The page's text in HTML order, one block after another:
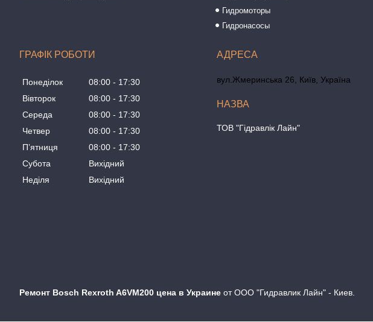
Гидромоторы
Гидронасосы
ГРАФІК РОБОТИ
Понеділок 08:00
17:30
Вівторок
08:00
17:30
Середа
08:00
17:30
Четвер
08:00
17:30
Пʼятниця
08:00
17:30
Субота
Вихідний
Неділя
Вихідний
вул.Жмеринська 26, Київ, Україна
ТОВ "Гідравлік Лайн"
Ремонт Bosch Rexroth A6VM200 цена в Украине от ООО "Гидравлик Лайн" - Киев.